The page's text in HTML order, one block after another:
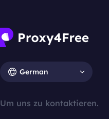
German
Um uns zu kontaktieren.